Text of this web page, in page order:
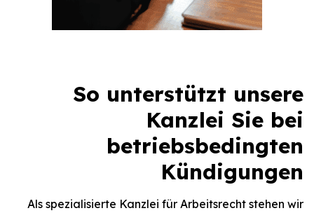
So unterstützt unsere
Kanzlei Sie bei
betriebsbedingten
Kündigungen
Als spezialisierte Kanzlei für Arbeitsrecht stehen wir